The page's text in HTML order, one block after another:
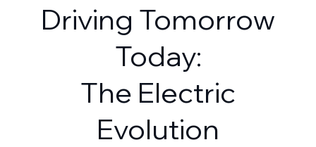
Driving Tomorrow
Today:
The Electric
Evolution